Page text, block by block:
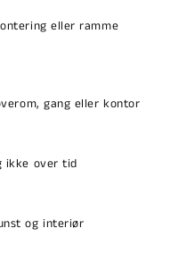
eller ramme
gang eller kontor
ikke over tid
og interiør